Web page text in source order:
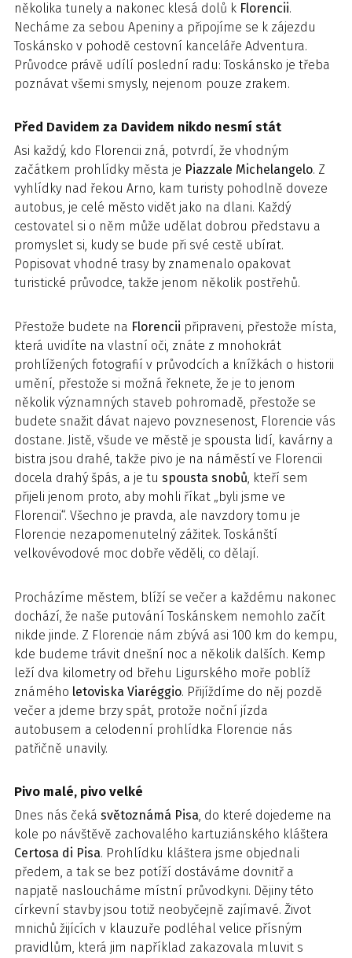
několika tunely a nakonec klesá dolů k Florencii.
Necháme za sebou Apeniny a připojíme se k zájezdu
Toskánsko v pohodě cestovní kanceláře Adventura.
Průvodce právě udílí poslední radu: Toskánsko je třeba
poznávat všemi smysly, nejenom pouze zrakem.
Před Davidem za Davidem nikdo nesmí stát
Asi každý, kdo Florencii zná, potvrdí, že vhodným
začátkem prohlídky města je Piazzale Michelangelo. Z
vyhlídky nad řekou Arno, kam turisty pohodlně doveze
autobus, je celé město vidět jako na dlani. Každý
cestovatel si o něm může udělat dobrou představu a
promyslet si, kudy se bude při své cestě ubírat.
Popisovat vhodné trasy by znamenalo opakovat
turistické průvodce, takže jenom několik postřehů.
Přestože budete na Florencii připraveni, přestože místa,
která uvidíte na vlastní oči, znáte z mnohokrát
prohlížených fotografií v průvodcích a knížkách o historii
umění, přestože si možná řeknete, že je to jenom
několik významných staveb pohromadě, přestože se
budete snažit dávat najevo povznesenost, Florencie vás
dostane. Jistě, všude ve městě je spousta lidí, kavárny a
bistra jsou drahé, takže pivo je na náměstí ve Florencii
docela drahý špás, a je tu spousta snobů, kteří sem
přijeli jenom proto, aby mohli říkat „byli jsme ve
Florencii“. Všechno je pravda, ale navzdory tomu je
Florencie nezapomenutelný zážitek. Toskánští
velkovévodové moc dobře věděli, co dělají.
Procházíme městem, blíží se večer a každému nakonec
dochází, že naše putování Toskánskem nemohlo začít
nikde jinde. Z Florencie nám zbývá asi 100 km do kempu,
kde budeme trávit dnešní noc a několik dalších. Kemp
leží dva kilometry od břehu Ligurského moře poblíž
známého letoviska Viaréggio. Přijíždíme do něj pozdě
večer a jdeme brzy spát, protože noční jízda
autobusem a celodenní prohlídka Florencie nás
patřičně unavily.
Pivo malé, pivo velké
Dnes nás čeká světoznámá Pisa, do které dojedeme na
kole po návštěvě zachovalého kartuziánského kláštera
Certosa di Pisa. Prohlídku kláštera jsme objednali
předem, a tak se bez potíží dostáváme dovnitř a
napjatě nasloucháme místní průvodkyni. Dějiny této
církevní stavby jsou totiž neobyčejně zajímavé. Život
mnichů žijících v klauzuře podléhal velice přísným
pravidlům, která jim například zakazovala mluvit s